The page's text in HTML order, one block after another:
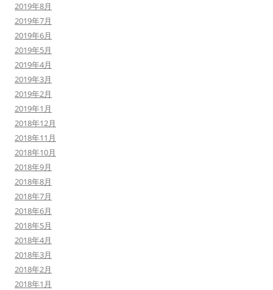
2019年8月
2019年7月
2019年6月
2019年5月
2019年4月
2019年3月
2019年2月
2019年1月
2018年12月
2018年11月
2018年10月
2018年9月
2018年8月
2018年7月
2018年6月
2018年5月
2018年4月
2018年3月
2018年2月
2018年1月